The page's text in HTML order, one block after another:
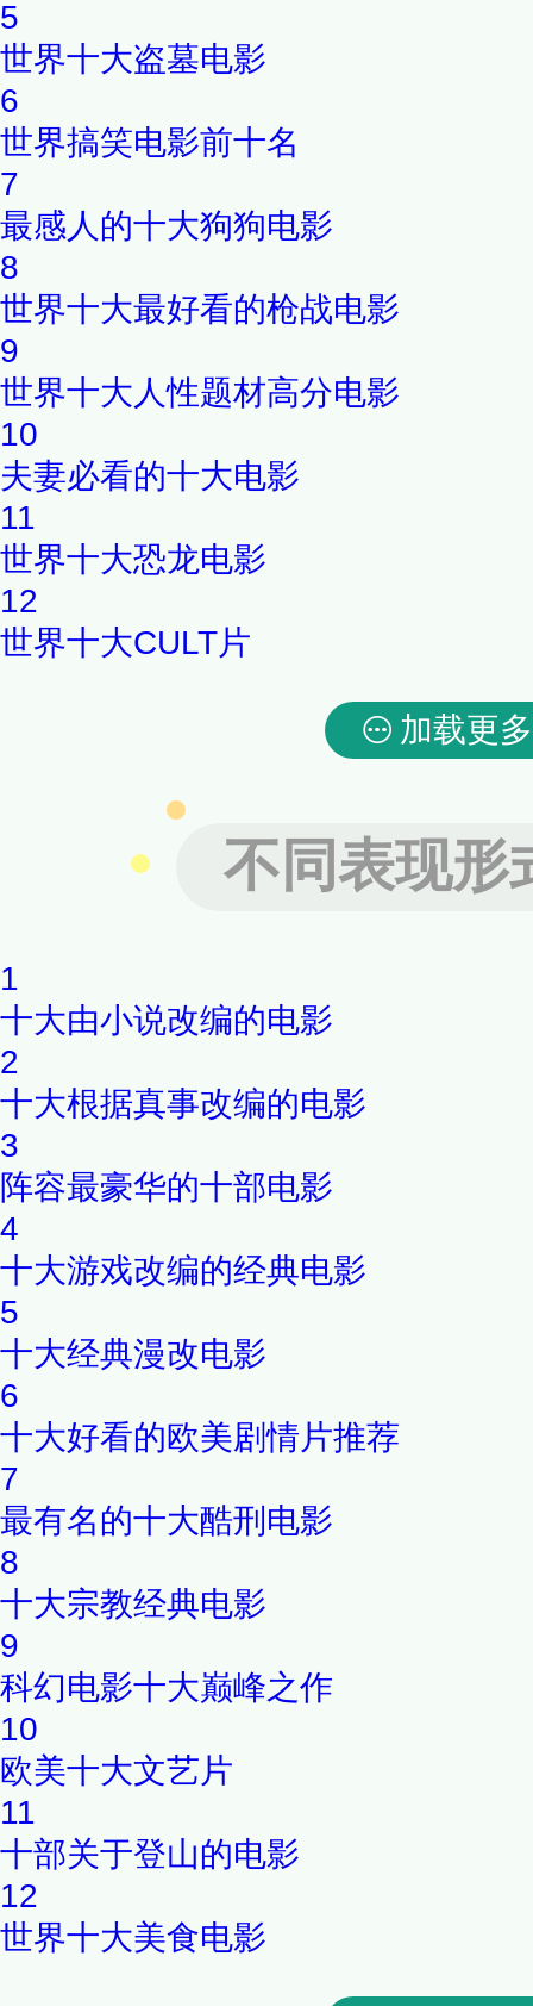
5
世界十大盗墓电影
6
世界搞笑电影前十名
7
最感人的十大狗狗电影
8
世界十大最好看的枪战电影
9
世界十大人性题材高分电影
10
夫妻必看的十大电影
11
世界十大恐龙电影
12
世界十大CULT片
加载更多
不同表现形
1
十大由小说改编的电影
2
十大根据真事改编的电影
3
阵容最豪华的十部电影
4
十大游戏改编的经典电影
5
十大经典漫改电影
6
十大好看的欧美剧情片推荐
7
最有名的十大酷刑电影
8
十大宗教经典电影
9
科幻电影十大巅峰之作
10
欧美十大文艺片
11
十部关于登山的电影
12
世界十大美食电影